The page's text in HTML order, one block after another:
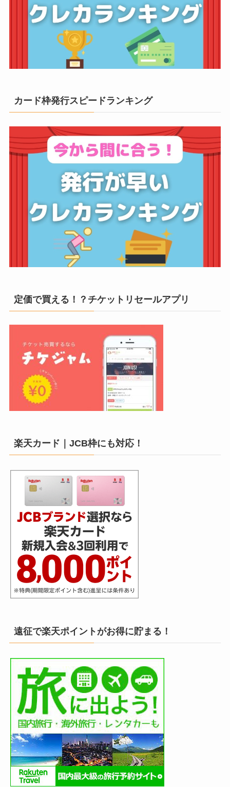
カード枠発行スピードランキング
定価で買える！？チケットリセールアプリ
楽天カード｜JCB枠にも対応！
遠征で楽天ポイントがお得に貯まる！